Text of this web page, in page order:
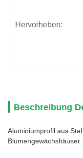
Hervorheben:
Beschreibung
Aluminiumprofil aus
Blumengewächshäuser